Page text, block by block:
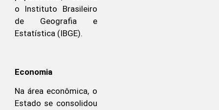
o Instituto Brasileiro
de Geografia e
Estatística (IBGE).
Economia
Na área econômica, o
Estado se consolidou